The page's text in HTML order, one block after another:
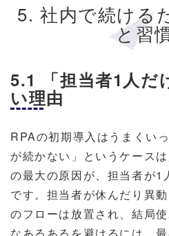
5. 社内で続ける
と習
5.1 「担当者1人だ
い理由
RPAの初期導入はうまくい
が続かない」というケース
の最大の原因が、担当者が1
です。担当者が休んだり異
のフローは放置され、結局